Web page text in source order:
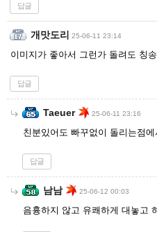
답글
개맛도리 25-06-11 23:14
이미지가 좋아서 그런가 돌려도 칭
답글
Taeuer 25-06-11 23:16
친분있어도 빠꾸없이 돌리는점에
답글
남남 25-06-12 00:03
음흉하지 않고 유쾌하게 대놓고